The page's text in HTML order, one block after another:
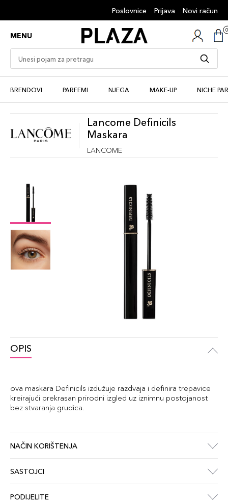
Poslovnice Prijava Novi račun
MENU
BRENDOVI PARFEMI NJEGA MAKE-UP NICHE
Lancome Definicils
Maskara
LANCOME
OPIS
ova maskara Definicils izdužuje razdvaja i definira trepavice
kreirajući prekrasan prirodni izgled uz iznimnu postojanost
bez stvaranja grudica.
NAČIN KORIŠTENJA
SASTOJCI
PODIJELITE